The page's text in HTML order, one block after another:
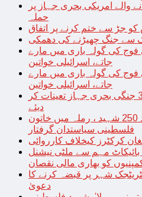
والے امریکی بحری جہاز پر
حملہ
کو جڑ سے ختم کرنے پر اتفاق
سے جنگ چھیڑنے کی دھمکی
فوج کی گولہ باری میں مارے
جاتے، اسرائیلی خواتین
فوج کی گولہ باری میں مارے
جاتے، اسرائیلی خواتین
بھارت نے بحیرہ عرب میں 3 جنگی بحری جہاز تعینات کر
دیئے
غزہ پر بمباری سے مزید 250 شہید ، رملہ میں خاتون
فلسطینی سیاستدان گرفتار
مہم سے ملٹی نیشنل
کو بھاری مالی نقصان
شہر پر قبضہ کرنے کا
دعویٰ